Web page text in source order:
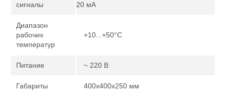
сигналы
20 мА
Диапазон
рабочих
температур
+10...+50°С
Питание ~ 220 В
Габариты 400х400х250 мм